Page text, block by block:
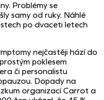
Problémy se
samy od ruky. Náhlé
po dvaceti letech
nejčastěji hází do
poklesem
či personalistu
Dopady na
organizací Carrot a